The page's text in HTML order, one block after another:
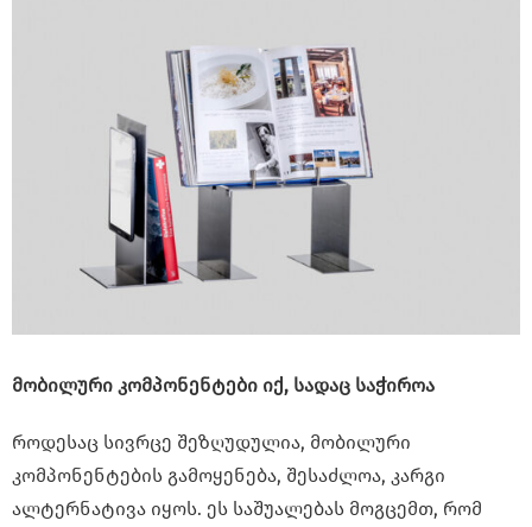
მობილური კომპონენტები იქ, სადაც საჭიროა
როდესაც სივრცე შეზღუდულია, მობილური
კომპონენტების გამოყენება, შესაძლოა, კარგი
ალტერნატივა იყოს. ეს საშუალებას მოგცემთ, რომ